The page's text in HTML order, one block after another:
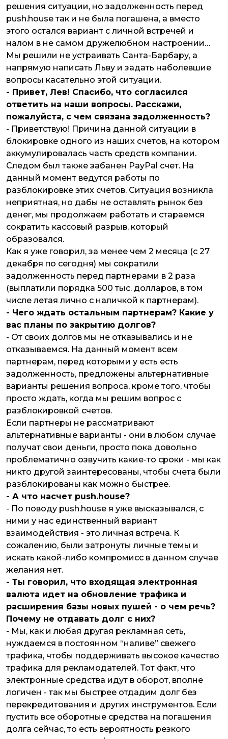
решения ситуации, но задолженность перед
push.house так и не была погашена, а вместо
этого остался вариант с личной встречей и
налом в не самом дружелюбном настроении…
Мы решили не устраивать Санта-Барбару, а
напрямую написать Льву и задать наболевшие
вопросы касательно этой ситуации.
- Привет, Лев! Спасибо, что согласился
ответить на наши вопросы. Расскажи,
пожалуйста, с чем связана задолженность?
- Приветствую! Причина данной ситуации в
блокировке одного из наших счетов, на котором
аккумулировалась часть средств компании.
Следом был также забанен PayPal счет. На
данный момент ведутся работы по
разблокировке этих счетов. Ситуация возникла
неприятная, но дабы не оставлять рынок без
денег, мы продолжаем работать и стараемся
сократить кассовый разрыв, который
образовался.
Как я уже говорил, за менее чем 2 месяца (с 27
декабря по сегодня) мы сократили
задолженность перед партнерами в 2 раза
(выплатили порядка 500 тыс. долларов, в том
числе летая лично с наличкой к партнерам).
- Чего ждать остальным партнерам? Какие у
вас планы по закрытию долгов?
- От своих долгов мы не отказывались и не
отказываемся. На данный момент всем
партнерам, перед которыми у есть есть
задолженность, предложены альтернативные
варианты решения вопроса, кроме того, чтобы
просто ждать, когда мы решим вопрос с
разблокировкой счетов.
Если партнеры не рассматривают
альтернативные варианты - они в любом случае
получат свои деньги, просто пока довольно
проблематично озвучить какие-то сроки - мы как
никто другой заинтересованы, чтобы счета были
разблокированы как можно быстрее.
- А что насчет push.house?
- По поводу push.house я уже высказывался, с
ними у нас единственный вариант
взаимодействия - это личная встреча. К
сожалению, были затронуты личные темы и
искать какой-либо компромисс в данном случае
желания нет.
- Ты говорил, что входящая электронная
валюта идет на обновление трафика и
расширения базы новых пушей - о чем речь?
Почему не отдавать долг с них?
- Мы, как и любая другая рекламная сеть,
нуждаемся в постоянном “наливе” свежего
трафика, чтобы поддерживать высокое качество
трафика для рекламодателей. Тот факт, что
электронные средства идут в оборот, вполне
логичен - так мы быстрее отдадим долг без
перекредитования и других инструментов. Если
пустить все оборотные средства на погашения
долга сейчас, то есть вероятность резкого